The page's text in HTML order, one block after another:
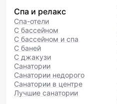
Спа и релакс
Спа-отели
С бассейном
С бассейном и спа
С баней
С джакузи
Санатории
Санатории недорого
Санатории в центре
Лучшие санатории